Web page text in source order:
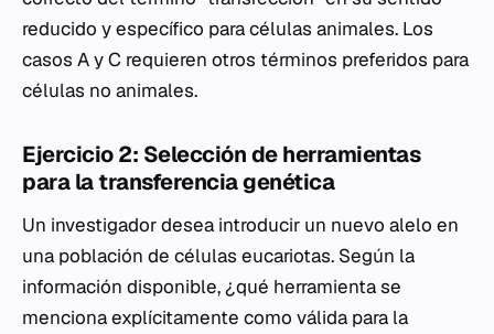
reducido y específico para células animales. Los
casos A y C requieren otros términos preferidos para
células no animales.
Ejercicio 2: Selección de herramientas
para la transferencia genética
Un investigador desea introducir un nuevo alelo en
una población de células eucariotas. Según la
información disponible, ¿qué herramienta se
menciona explícitamente como válida para la